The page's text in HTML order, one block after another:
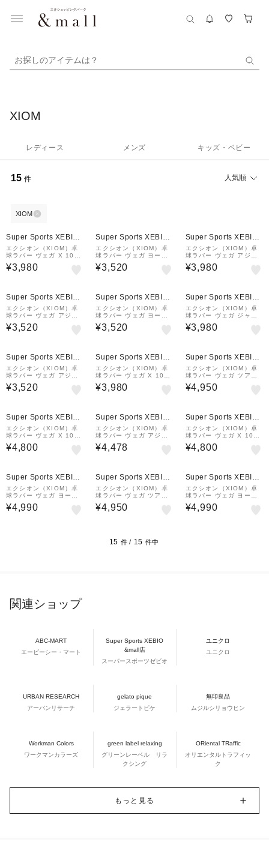
お探しのアイテムは？
XIOM
レディース メンズ キッズ・ベビー
15 件 人気順
XIOM
Super Sports XEBIO
&mall店
エクシオン（XIOM）卓
球ラバー ヴェガ X 1037
1
¥3,980
Super Sports XEBIO
&mall店
エクシオン（XIOM）卓
球ラバー ヴェガ ヨーロ
ッパ BK 10431
¥3,520
Super Sports XEBIO
&mall店
エクシオン（XIOM）卓
球ラバー ヴェガ アジア
10451 BK
¥3,980
Super Sports XEBIO
&mall店
エクシオン（XIOM）卓
球ラバー ヴェガ アジア
BK 10451
¥3,520
Super Sports XEBIO
&mall店
エクシオン（XIOM）卓
球ラバー ヴェガ ヨーロ
ッパ RD 10431
¥3,520
Super Sports XEBIO
&mall店
エクシオン（XIOM）卓
球ラバー ヴェガ ジャパ
ン RD 10471
¥3,980
Super Sports XEBIO
&mall店
エクシオン（XIOM）卓
球ラバー ヴェガ アジア
RD 10451
¥3,520
Super Sports XEBIO
&mall店
エクシオン（XIOM）卓
球ラバー ヴェガ X 1037
1
¥3,980
Super Sports XEBIO
&mall店
エクシオン（XIOM）卓
球ラバー ヴェガ ツアー
10391 RD
¥4,950
Super Sports XEBIO
&mall店
エクシオン（XIOM）卓
球ラバー ヴェガ X 1037
1 BK
¥4,800
Super Sports XEBIO
&mall店
エクシオン（XIOM）卓
球ラバー ヴェガ アジア
10451 RD
¥4,478
Super Sports XEBIO
&mall店
エクシオン（XIOM）卓
球ラバー ヴェガ X 1037
1 RD
¥4,800
Super Sports XEBIO
&mall店
エクシオン（XIOM）卓
球ラバー ヴェガ ヨーロ
ッパ 10431 BK
¥4,990
Super Sports XEBIO
&mall店
エクシオン（XIOM）卓
球ラバー ヴェガ ツアー
10391 BK
¥4,950
Super Sports XEBIO
&mall店
エクシオン（XIOM）卓
球ラバー ヴェガ ヨーロ
ッパ 10431 RD
¥4,990
15 件 / 15 件中
関連ショップ
ABC-MART
エービーシー・マート
Super Sports XEBIO
&mall店
スーパースポーツゼビオ
ユニクロ
ユニクロ
URBAN RESEARCH
アーバンリサーチ
gelato pique
ジェラートピケ
無印良品
ムジルシリョウヒン
Workman Colors
ワークマンカラーズ
green label relaxing
グリーンレーベル リラ
クシング
ORiental TRaffic
オリエンタルトラフィッ
ク
もっと見る